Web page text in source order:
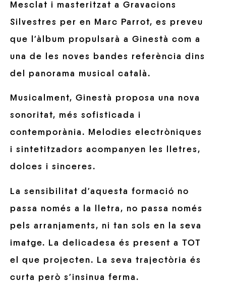
Mesclat i masteritzat a Gravacions
Silvestres per en Marc Parrot, es preveu
que l’àlbum propulsarà a Ginestà com a
una de les noves bandes referència dins
del panorama musical català.
Musicalment, Ginestà proposa una nova
sonoritat, més sofisticada i
contemporània. Melodies electròniques
i sintetitzadors acompanyen les lletres,
dolces i sinceres.
La sensibilitat d’aquesta formació no
passa només a la lletra, no passa només
pels arranjaments, ni tan sols en la seva
imatge. La delicadesa és present a TOT
el que projecten. La seva trajectòria és
curta però s’insinua ferma.